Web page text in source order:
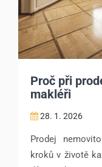
Proč při
makléři
28. 1. 2026
Prodej
kroků v životě